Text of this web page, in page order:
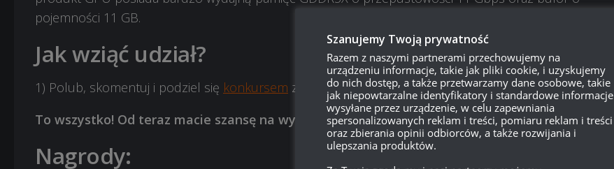
pojemności 11 GB.
Jak wziąć udział?
1) Polub, skomentuj i podziel się konkursem z przyjaciółmi.
To wszystko! Od teraz macie szansę na wygranie nagród! Więcej akcji to większa szansa!
Nagrody:
Szanujemy Twoją prywatność
Razem z naszymi partnerami przechowujemy na
urządzeniu informacje, takie jak pliki cookie, i uzyskujemy
do nich dostęp, a także przetwarzamy dane osobowe, takie
jak niepowtarzalne identyfikatory i standardowe informacje
wysyłane przez urządzenie, w celu zapewniania
spersonalizowanych reklam i treści, pomiaru reklam i treści
oraz zbierania opinii odbiorców, a także rozwijania i
ulepszania produktów.